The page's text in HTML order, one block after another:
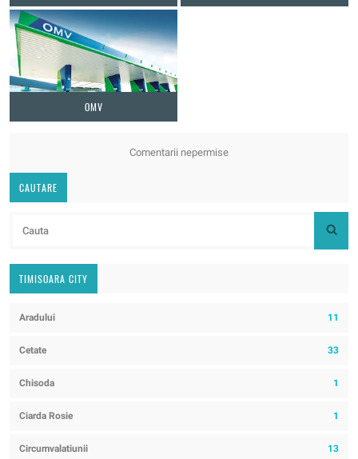
OMV
Comentarii nepermise
CAUTARE
TIMISOARA CITY
Aradului 11
Cetate 33
Chisoda 1
Ciarda Rosie 1
Circumvalatiunii 13